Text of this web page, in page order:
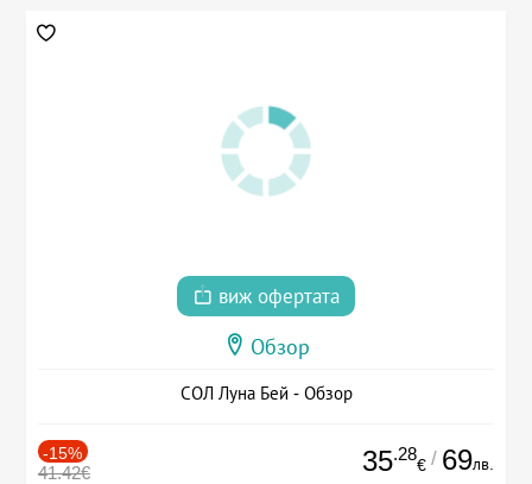
виж офертата
Обзор
СОЛ Луна Бей - Обзор
-15%
41.42€ 35.28
€ / 69лв.